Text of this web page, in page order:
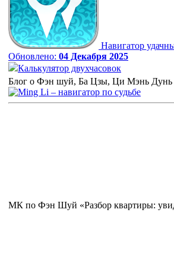
Навигатор
Обновлено: 04 Декабря 2025
Калькулятор двухчасовок
Блог о Фэн шуй, Ба Цзы, Ци Мэнь Дунь
МК по Фэн Шуй «Разбор квартиры: